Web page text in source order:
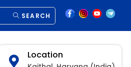
SEARCH
Location